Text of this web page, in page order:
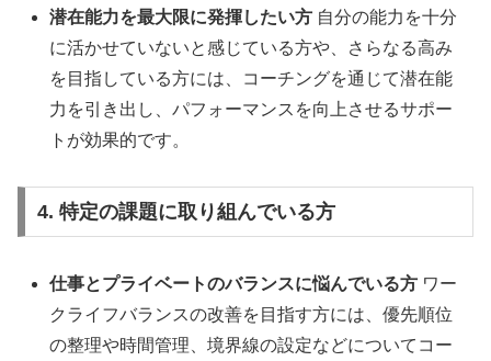
潜在能力を最大限に発揮したい方 自分の能力を十分
に活かせていないと感じている方や、さらなる高み
を目指している方には、コーチングを通じて潜在能
力を引き出し、パフォーマンスを向上させるサポー
トが効果的です。
4. 特定の課題に取り組んでいる方
仕事とプライベートのバランスに悩んでいる方 ワー
クライフバランスの改善を目指す方には、優先順位
の整理や時間管理、境界線の設定などについてコー